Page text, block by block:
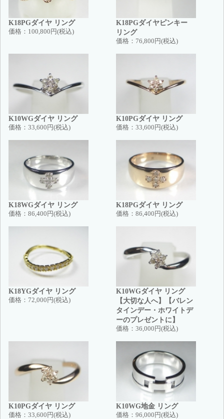
K18PGダイヤ リング
価格： 100,800円(税込)
K18PGダイヤピンキー
リング
価格： 76,800円(税込)
K10WGダイヤ リング
価格： 33,600円(税込)
K10PGダイヤ リング
価格： 33,600円(税込)
K18WGダイヤ リング
価格： 86,400円(税込)
K18PGダイヤ リング
価格： 86,400円(税込)
K18YGダイヤ リング
価格： 72,000円(税込)
K10WGダイヤ リング
【大切な人へ】【バレン
タインデー・ホワイトデ
ーのプレゼントに】
価格： 36,000円(税込)
K10PGダイヤ リング
価格： 33,600円(税込)
K10WG地金 リング
価格： 96,000円(税込)